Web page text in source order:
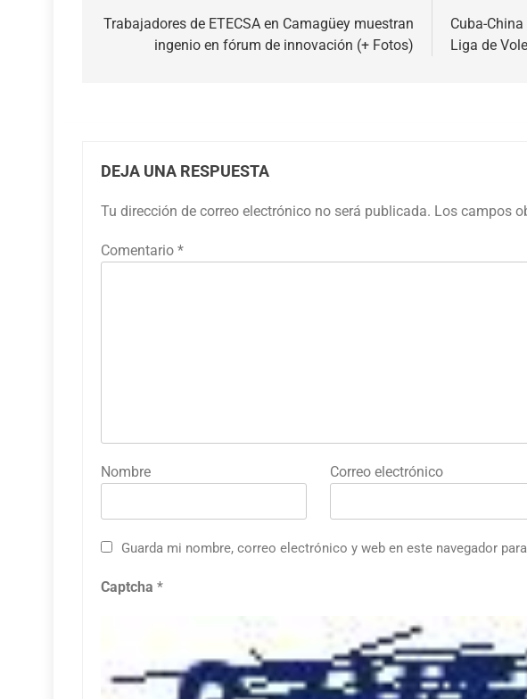
de
entradas
Trabajadores de ETECSA en Camagüey muestran
ingenio en fórum de innovación (+ Fotos)
Cuba-
Liga de
DEJA UNA RESPUESTA
Tu dirección de correo electrónico no será publicada. Los campos
Comentario *
Nombre Correo electrónico
Guarda mi nombre, correo electrónico y web en este navegador
Captcha *